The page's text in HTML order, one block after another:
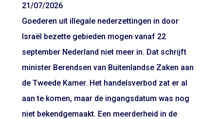
21/07/2026
Goederen uit illegale nederzettingen in door
Israël bezette gebieden mogen vanaf 22
september Nederland niet meer in. Dat schrijft
minister Berendsen van Buitenlandse Zaken aan
de Tweede Kamer. Het handelsverbod zat er al
aan te komen, maar de ingangsdatum was nog
niet bekendgemaakt. Een meerderheid in de